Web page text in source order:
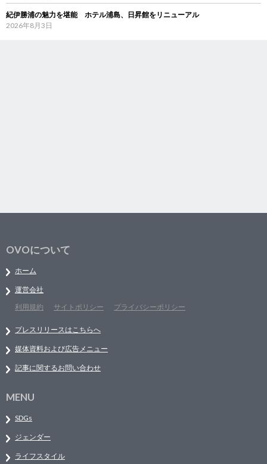
紀伊勝浦の魅力を堪能 ホテル浦島、日昇館をリニューアル
2026年8月3日
OVOについて
ホーム
運営会社
利用規約
サイトポリシー プライバシーポリシー
プレスリリースはこちらへ
媒体資料および広告メニュー
記事に関するお問い合わせ
MENU
SDGs
ジェンダー
ライフスタイル